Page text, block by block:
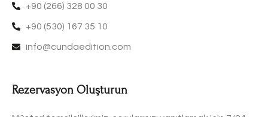
+90 (266) 328 00 30
+90 (530) 167 35 10
info@cundaedition.com
Rezervasyon Oluşturun